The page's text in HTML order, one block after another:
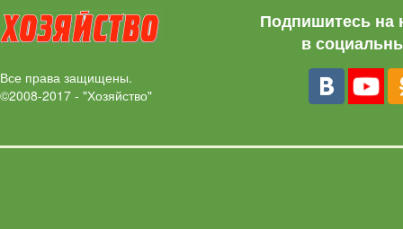
Все права защищены.
©2008-2017 - "Хозяйство"
Подпишитесь на
в